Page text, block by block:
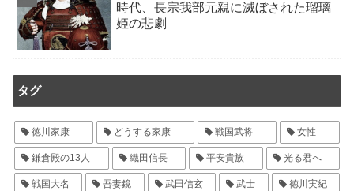
時代、長宗我部元親に滅ぼされた瑠璃
姫の悲劇
タグ
徳川家康 どうする家康 戦国武将 女性
鎌倉殿の13人 織田信長 平安貴族 光る君へ
戦国大名 吾妻鏡 武田信玄 武士 徳川実紀